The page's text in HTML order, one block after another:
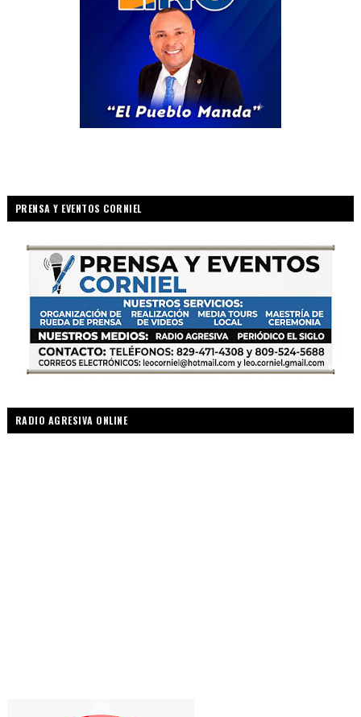
PRENSA Y EVENTOS CORNIEL
RADIO AGRESIVA ONLINE